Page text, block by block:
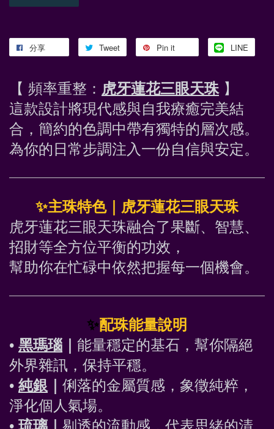
分享 Tweet Pin it LINE
【 頻率重整： 虎牙蓮花三眼天珠 】
這款設計將現代感與自我療癒完美結
合，簡約的色調中帶有獨特的層次感。
為你的日常步調注入一份自信與安定。
✨主珠特色｜虎牙蓮花三眼天珠
虎牙蓮花三眼天珠融合了果斷、智慧、
招財等全方位平衡的功效，
幫助你在忙碌中依然把握每一個機會。
✨配珠能量說明
• 黑瑪瑙
能量穩定的基石，幫你隔絕
外界雜訊，保持平穩。
• 純銀
俐落的金屬質感，象徵純粹，
淨化個人氣場。
• 琉璃
剔透的流動感，代表思緒的清